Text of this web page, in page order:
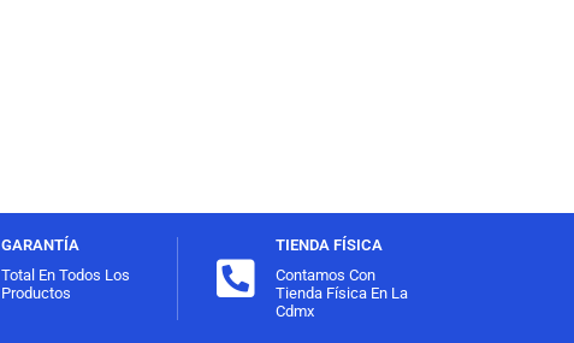
GARANTÍA
Total En Todos Los
Productos
TIENDA FÍSICA
Contamos Con
Tienda Física En La
Cdmx